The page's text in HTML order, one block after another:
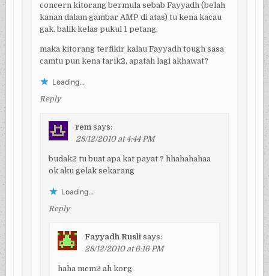
concern kitorang bermula sebab Fayyadh (belah
kanan dalam gambar AMP di atas) tu kena kacau
gak. balik kelas pukul 1 petang.
maka kitorang terfikir kalau Fayyadh tough sasa
camtu pun kena tarik2, apatah lagi akhawat?
Loading...
Reply
rem says:
28/12/2010 at 4:44 PM
budak2 tu buat apa kat payat ? hhahahahaa
ok aku gelak sekarang
Loading...
Reply
Fayyadh Rusli says:
28/12/2010 at 6:16 PM
haha mcm2 ah korg